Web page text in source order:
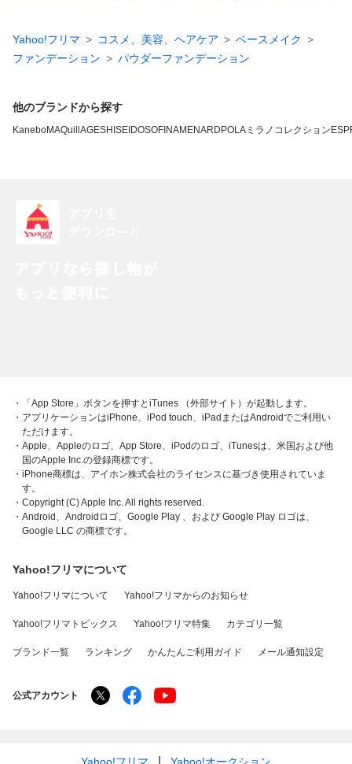
Yahoo!フリマ コスメ、美容、ヘアケア
ベースメイク
ファンデーション
パウダーファンデーション
他のブランドから探す
KaneboMAQuillAGESHISEIDOSOFINAMENARD POLA ミラノコレクション
・「App Store」ボタンを押すとiTunes （外部サイト）が起動します。
・アプリケーションはiPhone、iPod touch、iPadまたはAndroidでご利用い
ただけます。
・Apple、Appleのロゴ、App Store、iPodのロゴ、iTunesは、米国および他
国のApple Inc.の登録商標です。
・iPhone商標は、アイホン株式会社のライセンスに基づき使用されていま
す。
・Copyright (C) Apple Inc. All rights reserved.
・Android、Androidロゴ、Google Play 、および Google Play ロゴは、
Google LLC の商標です。
Yahoo!フリマについて
Yahoo!フリマについて Yahoo!フリマからのお知らせ
Yahoo!フリマトピックス Yahoo!フリマ特集 カテゴリ一覧
ブランド一覧 ランキング かんたんご利用ガイド メール通知設定
公式アカウント